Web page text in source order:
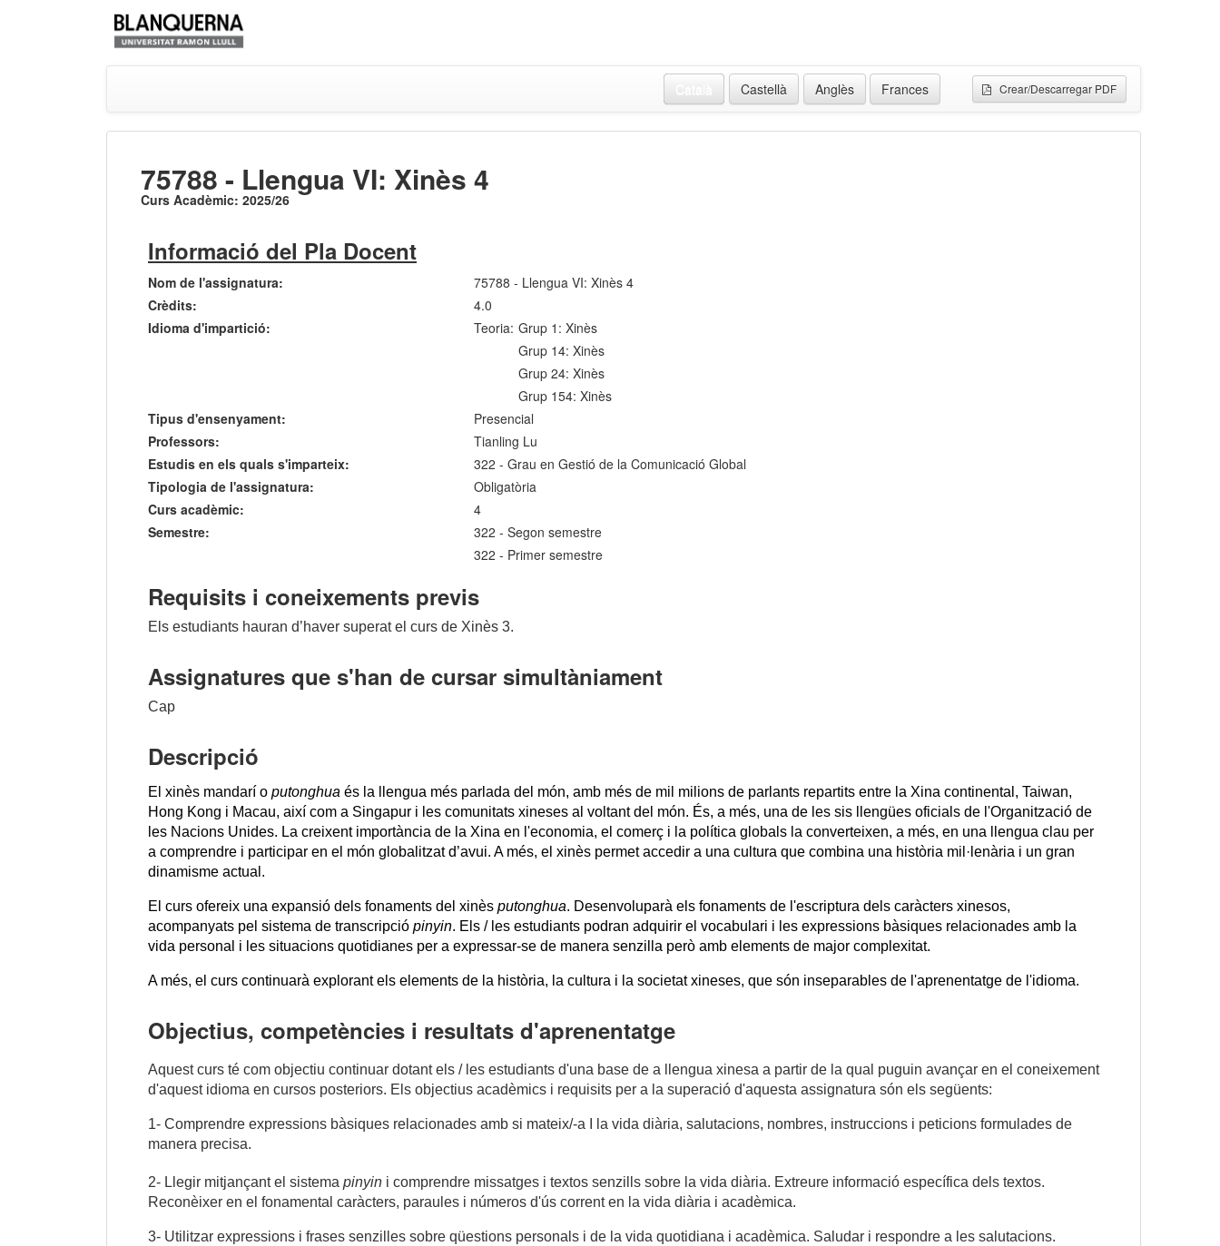
Crear/Descarregar PDF
Castellà Anglès Frances
75788 - Llengua VI: Xinès 4
Curs Acadèmic: 2025/26
Informació del Pla Docent
Nom de l'assignatura:
75788 - Llengua VI: Xinès 4
Crèdits:
4.0
Idioma d'impartició:
Teoria: Grup 1: Xinès
Grup 14: Xinès
Grup 24: Xinès
Grup 154: Xinès
Tipus d'ensenyament:
Presencial
Professors:
Tianling Lu
Estudis en els quals s'imparteix:
322 - Grau en Gestió de la Comunicació Global
Tipologia de l'assignatura:
Obligatòria
Curs acadèmic:
4
Semestre:
322 - Segon semestre
322 - Primer semestre
Requisits i coneixements previs
Els estudiants hauran d’haver superat el curs de Xinès 3.
Assignatures que s'han de cursar simultàniament
Cap
Descripció
El xinès mandarí o putonghua és la llengua més parlada del món, amb més de mil milions de parlants repartits entre la Xina continental, Taiwan,
Hong Kong i Macau, així com a Singapur i les comunitats xineses al voltant del món. És, a més, una de les sis llengües oficials de l'Organització de
les Nacions Unides. La creixent importància de la Xina en l'economia, el comerç i la política globals la converteixen, a més, en una llengua clau per
a comprendre i participar en el món globalitzat d’avui. A més, el xinès permet accedir a una cultura que combina una història mil·lenària i un gran
dinamisme actual.
El curs ofereix una expansió dels fonaments del xinès putonghua. Desenvoluparà els fonaments de l'escriptura dels caràcters xinesos,
acompanyats pel sistema de transcripció pinyin. Els / les estudiants podran adquirir el vocabulari i les expressions bàsiques relacionades amb la
vida personal i les situacions quotidianes per a expressar-se de manera senzilla però amb elements de major complexitat.
A més, el curs continuarà explorant els elements de la història, la cultura i la societat xineses, que són inseparables de l'aprenentatge de l'idioma.
Objectius, competències i resultats d'aprenentatge
Aquest curs té com objectiu continuar dotant els / les estudiants d'una base de a llengua xinesa a partir de la qual puguin avançar en el coneixement
d'aquest idioma en cursos posteriors. Els objectius acadèmics i requisits per a la superació d'aquesta assignatura són els següents:
1- Comprendre expressions bàsiques relacionades amb si mateix/-a I la vida diària, salutacions, nombres, instruccions i peticions formulades de
manera precisa.
2- Llegir mitjançant el sistema pinyin i comprendre missatges i textos senzills sobre la vida diària. Extreure informació específica dels textos.
Reconèixer en el fonamental caràcters, paraules i números d'ús corrent en la vida diària i acadèmica.
3- Utilitzar expressions i frases senzilles sobre qüestions personals i de la vida quotidiana i acadèmica. Saludar i respondre a les salutacions.